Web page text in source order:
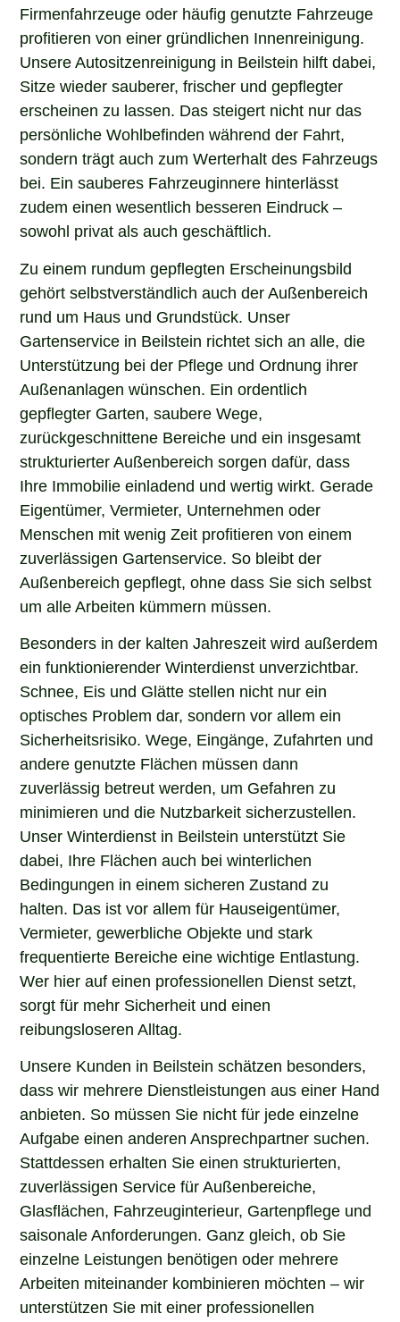
Firmenfahrzeuge oder häufig genutzte Fahrzeuge
profitieren von einer gründlichen Innenreinigung.
Unsere Autositzenreinigung in Beilstein hilft dabei,
Sitze wieder sauberer, frischer und gepflegter
erscheinen zu lassen. Das steigert nicht nur das
persönliche Wohlbefinden während der Fahrt,
sondern trägt auch zum Werterhalt des Fahrzeugs
bei. Ein sauberes Fahrzeuginnere hinterlässt
zudem einen wesentlich besseren Eindruck –
sowohl privat als auch geschäftlich.
Zu einem rundum gepflegten Erscheinungsbild
gehört selbstverständlich auch der Außenbereich
rund um Haus und Grundstück. Unser
Gartenservice in Beilstein richtet sich an alle, die
Unterstützung bei der Pflege und Ordnung ihrer
Außenanlagen wünschen. Ein ordentlich
gepflegter Garten, saubere Wege,
zurückgeschnittene Bereiche und ein insgesamt
strukturierter Außenbereich sorgen dafür, dass
Ihre Immobilie einladend und wertig wirkt. Gerade
Eigentümer, Vermieter, Unternehmen oder
Menschen mit wenig Zeit profitieren von einem
zuverlässigen Gartenservice. So bleibt der
Außenbereich gepflegt, ohne dass Sie sich selbst
um alle Arbeiten kümmern müssen.
Besonders in der kalten Jahreszeit wird außerdem
ein funktionierender Winterdienst unverzichtbar.
Schnee, Eis und Glätte stellen nicht nur ein
optisches Problem dar, sondern vor allem ein
Sicherheitsrisiko. Wege, Eingänge, Zufahrten und
andere genutzte Flächen müssen dann
zuverlässig betreut werden, um Gefahren zu
minimieren und die Nutzbarkeit sicherzustellen.
Unser Winterdienst in Beilstein unterstützt Sie
dabei, Ihre Flächen auch bei winterlichen
Bedingungen in einem sicheren Zustand zu
halten. Das ist vor allem für Hauseigentümer,
Vermieter, gewerbliche Objekte und stark
frequentierte Bereiche eine wichtige Entlastung.
Wer hier auf einen professionellen Dienst setzt,
sorgt für mehr Sicherheit und einen
reibungsloseren Alltag.
Unsere Kunden in Beilstein schätzen besonders,
dass wir mehrere Dienstleistungen aus einer Hand
anbieten. So müssen Sie nicht für jede einzelne
Aufgabe einen anderen Ansprechpartner suchen.
Stattdessen erhalten Sie einen strukturierten,
zuverlässigen Service für Außenbereiche,
Glasflächen, Fahrzeuginterieur, Gartenpflege und
saisonale Anforderungen. Ganz gleich, ob Sie
einzelne Leistungen benötigen oder mehrere
Arbeiten miteinander kombinieren möchten – wir
unterstützen Sie mit einer professionellen